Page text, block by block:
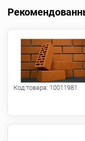
Код товара: 10011981